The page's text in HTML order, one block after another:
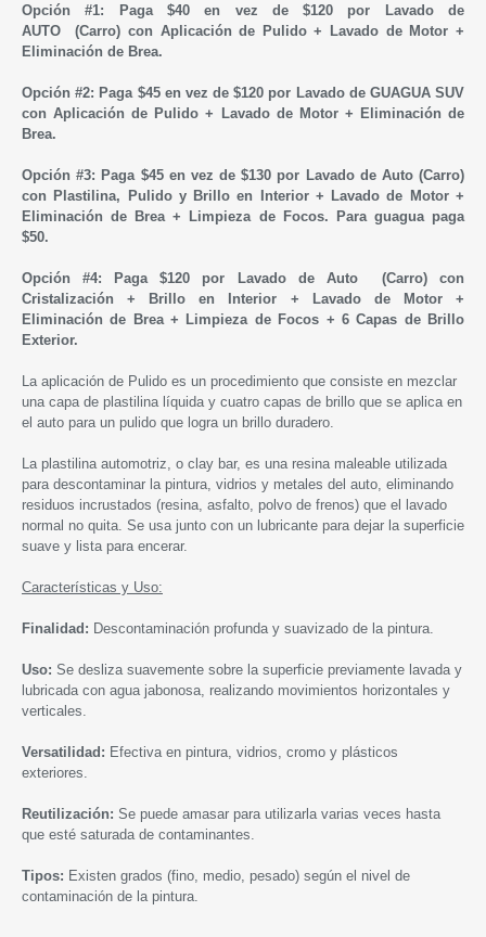
Opción #1: Paga $40en vez de $120 por Lavado de
AUTO
(Carro) con Aplicación de Pulido+ Lavado de Motor +
Eliminación de Brea.
Opción #2: Paga $45 en vez de $120 por Lavado de GUAGUA SUV
con Aplicación de Pulido + Lavado de Motor + Eliminación de
Brea.
Opción #3: Paga $45 en vez de $130 por Lavado de Auto (Carro)
con Plastilina, Pulido y Brillo en Interior + Lavado de Motor +
Eliminación de Brea + Limpieza de Focos. Para guagua paga
$50.
Opción #4: Paga $120 por Lavado de Auto (Carro)con
Cristalización +
Brillo en Interior + Lavado de Motor +
Eliminación de Brea + Limpieza de Focos + 6 Capas de Brillo
Exterior.
La aplicación de Pulido es un procedimiento que consiste en mezclar
una capa de plastilina líquida y cuatro capas de brillo que se aplica en
el auto para un pulido que logra un brillo duradero.
La plastilina automotriz, o clay bar, es una resina maleable utilizada
para descontaminar la pintura, vidrios y metales del auto, eliminando
residuos incrustados (resina, asfalto, polvo de frenos) que el lavado
normal no quita. Se usa junto con un lubricante para dejar la superficie
suave y lista para encerar.
Características y Uso:
Finalidad: Descontaminación profunda y suavizado de la pintura.
Uso: Se desliza suavemente sobre la superficie previamente lavada y
lubricada con agua jabonosa, realizando movimientos horizontales y
verticales.
Versatilidad: Efectiva en pintura, vidrios, cromo y plásticos
exteriores.
Reutilización: Se puede amasar para utilizarla varias veces hasta
que esté saturada de contaminantes.
Tipos: Existen grados (fino, medio, pesado) según el nivel de
contaminación de la pintura.